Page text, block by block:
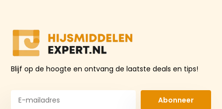
Blijf op de hoogte en ontvang de laatste deals en tips!
Abonneer